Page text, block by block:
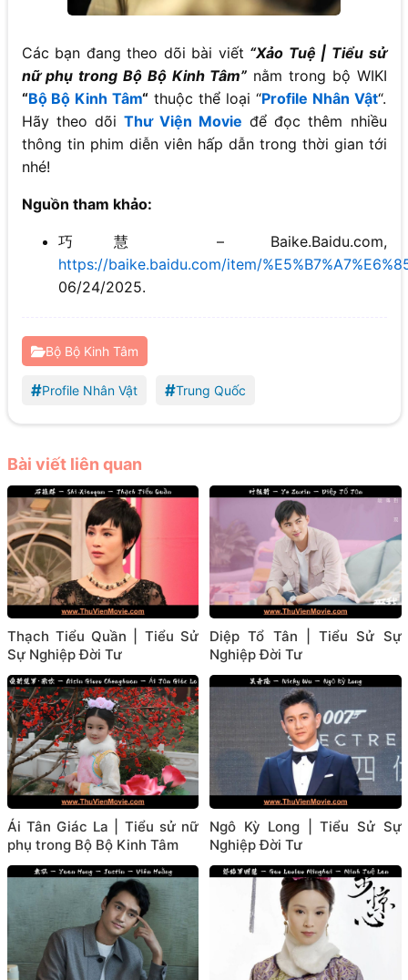
Các bạn đang theo dõi bài viết “Xảo Tuệ | Tiểu sử
nữ phụ trong Bộ Bộ Kinh Tâm” nằm trong bộ WIKI
“Bộ Bộ Kinh Tâm“ thuộc thể loại “Profile Nhân Vật“.
Hãy theo dõi Thư Viện Movie để đọc thêm nhiều
thông tin phim diễn viên hấp dẫn trong thời gian tới
nhé!
Nguồn tham khảo:
巧慧 – Baike.Baidu.com,
https://baike.baidu.com/item/
06/24/2025.
Bộ Bộ Kinh Tâm
#Profile Nhân Vật #Trung Quốc
Bài viết liên quan
Thạch Tiểu Quần | Tiểu Sử
Sự Nghiệp Đời Tư
Diệp Tổ Tân | Tiểu Sử Sự
Nghiệp Đời Tư
Ái Tân Giác La | Tiểu sử nữ
phụ trong Bộ Bộ Kinh Tâm
Ngô Kỳ Long | Tiểu Sử Sự
Nghiệp Đời Tư